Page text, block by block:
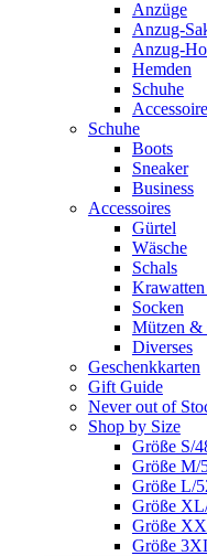
Anzüge
Anzug-
Anzug-
Hemden
Schuhe
Schuhe
Boots
Sneaker
Business
Accessoires
Gürtel
Wäsche
Schals
Socken
Mützen &
Diverses
Geschenkkarten
Gift Guide
Never out of
Shop by Size
Größe S/
Größe M/
Größe L/
Größe
Größe
Größe